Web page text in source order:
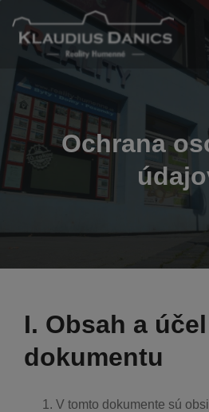
Ochrana
I. Obsah a účel
dokumentu
V tomto dokumente sú